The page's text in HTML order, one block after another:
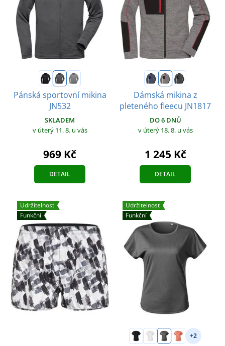
Pánská sportovní mikina
JN532
SKLADEM
v úterý 11. 8. u vás
969 Kč
DETAIL
Dámská mikina z
pleteného fleecu JN1817
DO 6 DNŮ
v úterý 18. 8. u vás
1 245 Kč
DETAIL
Udržitelnost
Funkční
Udržitelnost
Funkční
+2